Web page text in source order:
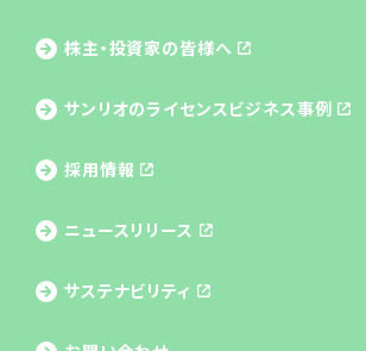
株主・投資家の皆様へ
サンリオのライセンス ビジネス事例
採用情報
ニュースリリース
サステナビリティ